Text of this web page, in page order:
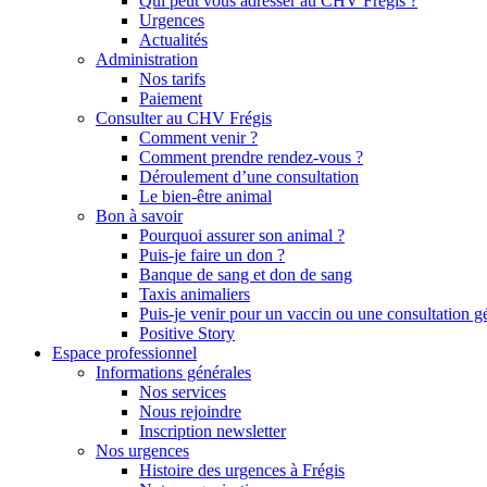
Urgences
Actualités
Administration
Nos tarifs
Paiement
Consulter au CHV Frégis
Comment venir ?
Comment prendre rendez-vous ?
Déroulement d’une consultation
Le bien-être animal
Bon à savoir
Pourquoi assurer son animal ?
Puis-je faire un don ?
Banque de sang et don de sang
Taxis animaliers
Puis-je venir pour un vaccin ou une consultation
Positive Story
Espace professionnel
Informations générales
Nos services
Nous rejoindre
Inscription newsletter
Nos urgences
Histoire des urgences à Frégis